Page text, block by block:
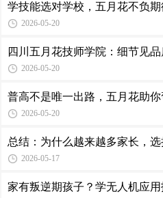
学技能选对学校，五月花不负期
2026-05-20
四川五月花技师学院：细节见
2026-05-20
普高不是唯一出路，五月花助
2026-05-20
总结：为什么越来越多家长，
2026-05-17
家有叛逆期孩子？学无人机应